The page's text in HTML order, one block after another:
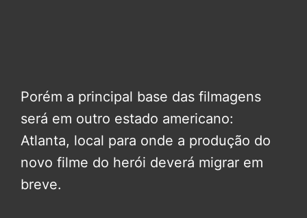
Porém a principal base das filmagens
será em outro estado americano:
Atlanta, local para onde a produção do
novo filme do herói deverá migrar em
breve.